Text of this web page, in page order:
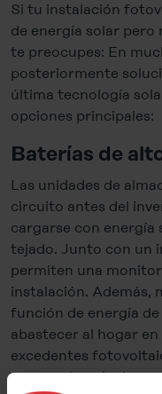
Si tu instalación
de energía solar pero
te preocupes: En
posteriormente
última tecnología
opciones principales:
Baterías de
Las unidades de
circuito antes del
cargarse con
tejado. Junto con un
permiten una
instalación. Además,
función de energía
abastecer al hogar
excedentes
un apagón, e incluso